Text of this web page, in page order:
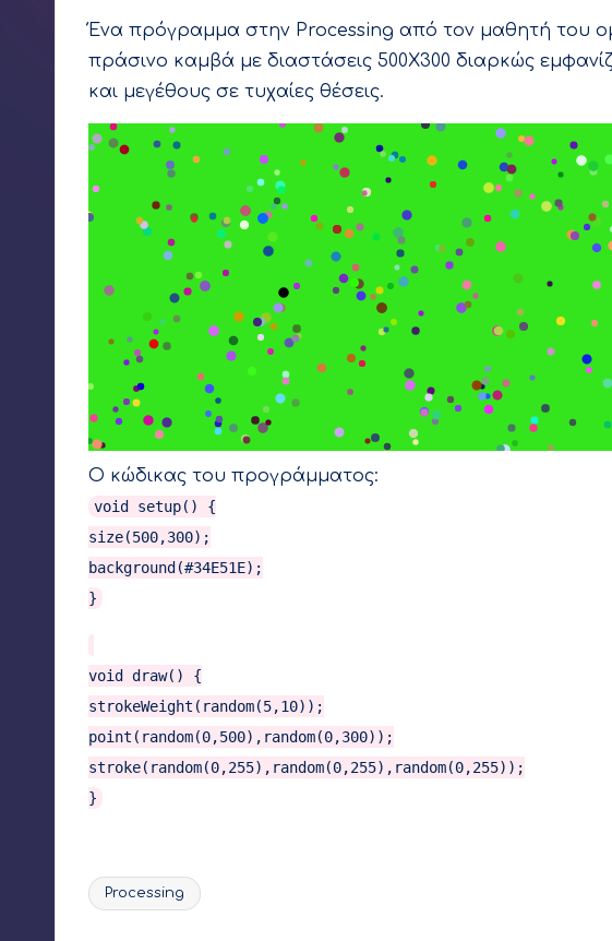
Ένα πρόγραμμα στην Processing από τον μαθητή του
πράσινο καμβά με διαστάσεις 500Χ300 διαρκώς
και μεγέθους σε τυχαίες θέσεις.
Ο κώδικας του προγράμματος:
void setup() {
size(500,300);
background(#34E51E);
}
void draw() {
strokeWeight(random(5,10));
point(random(0,500),random(0,300));
stroke(random(0,255),random(0,255),random(0,255));
}
Ετικέτες:
Processing